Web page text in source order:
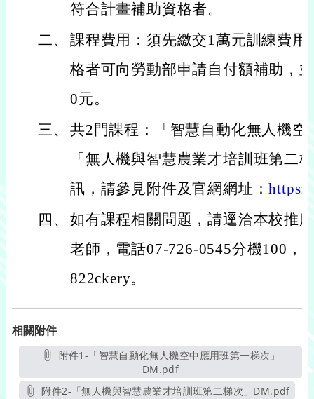
符合計畫補助資格者。
二、 課程費用：須先繳交1萬元訓練費
格者可向勞動部申請自付額補助，
0元。
三、 共2門課程：「智慧自動化無人機
「無人機與智慧農業才培訓班第二
訊，請參見附件及官網網址：
四、 如有課程相關問題，請逕洽本校推
老師，電話07-726-0545分機100，
822ckery。
相關附件
DM.pdf另開新視窗
附件2-「無人機與智慧農業才培訓班第二梯次」DM.pdf